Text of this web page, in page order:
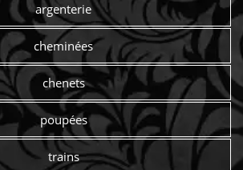
argenterie
cheminées
chenets
poupées
trains